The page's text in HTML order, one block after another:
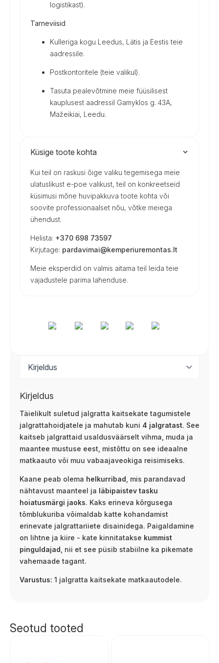
logistikast).
Tarneviisid
Kulleriga kogu Leedus, Lätis ja Eestis teie
aadressile.
Postkontoritele (teie valikul).
Tasuta pealevõtmine meie füüsilisest
kauplusest aadressil Gamyklos g. 43A,
Mažeikiai, Leedu.
Küsige toote kohta
Kui teil on raskusi õige valiku tegemisega meie
ulatuslikust e-poe valikust, teil on konkreetseid
küsimusi mõne huvipakkuva toote kohta või
soovite professionaalset nõu, võtke meiega
ühendust.
Helista: +370 698 73597
Kirjutage: pardavimai@kemperiuremontas.lt
Meie eksperdid on valmis aitama teil leida teie
vajadustele parima lahenduse.
Kirjeldus
Täielikult suletud jalgratta kaitsekate tagumistele
jalgrattahoidjatele ja mahutab kuni 4 jalgratast. See
kaitseb jalgrattaid usaldusväärselt vihma, muda ja
maantee mustuse eest, mistõttu on see ideaalne
matkaauto või muu vabaajaveokiga reisimiseks.
Kaane peab olema helkurribad , mis parandavad
nähtavust maanteel ja läbipaistev tasku
hoiatusmärgi jaoks. Kaks erineva kõrgusega
tõmblukuriba võimaldab katte kohandamist
erinevate jalgrattariiete disainidega. Paigaldamine
on lihtne ja kiire - kate kinnitatakse kummist
pinguldajad , nii et see püsib stabiilne ka pikemate
vahemaade tagant.
Varustus: 1 jalgratta kaitsekate matkaautodele.
Seotud tooted